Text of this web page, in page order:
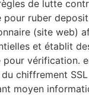
de lutte
pour ruber
(site web)
et établit
pour vérification.
chiffrement
moyen